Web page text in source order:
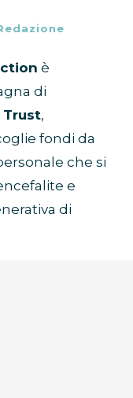
è
di
Trust,
fondi da
che si
e
di